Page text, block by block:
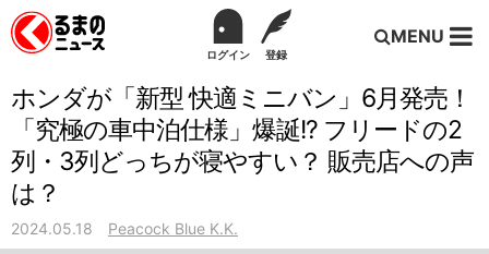
ログイン 登録
MENU
ホンダが「新型 快適ミニバン」6月発売！
「究極の車中泊仕様」爆誕!? フリードの2
列・3列どっちが寝やすい？ 販売店への声
は？
2024.05.18 Peacock Blue K.K.